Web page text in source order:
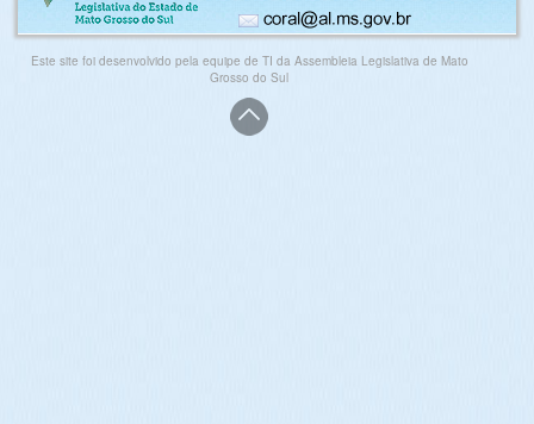
Este site foi desenvolvido pela equipe de TI da Assembleia Legislativa de Mato
Grosso do Sul